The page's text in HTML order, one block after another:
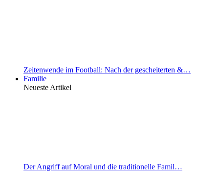
Zeitenwende im Football: Nach der gescheiterten &…
Familie
Neueste Artikel
Der Angriff auf Moral und die traditionelle Famil…